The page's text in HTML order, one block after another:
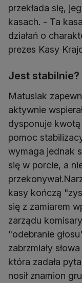
przekłada się,
kasach. - Ta
działań o
prezes Kasy
Jest stabilnie?
Matusiak
aktywnie
dysponuje kwotą
pomoc
wymaga jednak
się w porcie, a
kasy kończą
się z zamiarem
zarządu
"odebranie
zabrzmiały
która zadała
nosił znamion